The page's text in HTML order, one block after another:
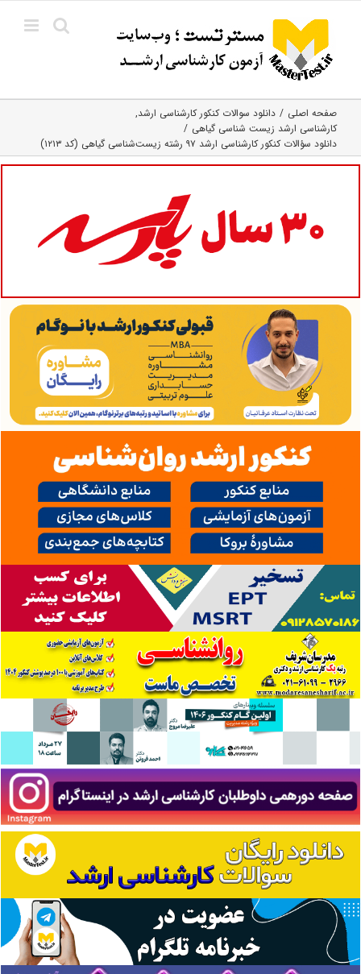
content
صفحه اصلی
دانلود سوالات کنکور کارشناسی ارشد
کارشناسی ارشد زیست‌ شناسی گیاهی
دانلود سؤالات کنکور کارشناسی ارشد ۹۷ رشته زیست‌شناسی گیاهی (کد ۱۲۱۳)